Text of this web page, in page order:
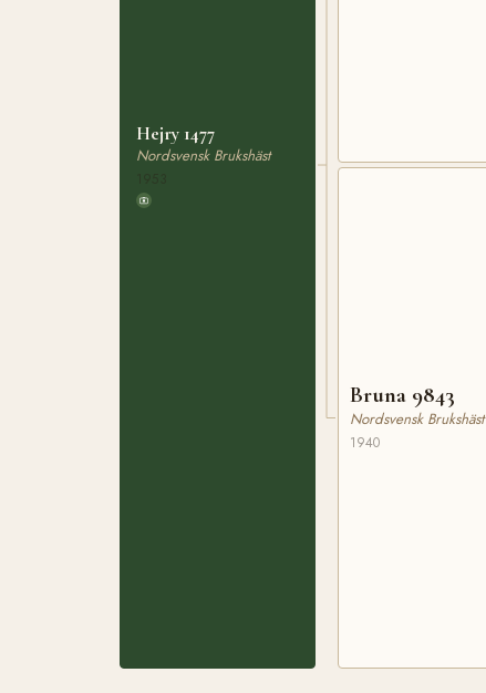
Hejry 1477
Nordsvensk Brukshäst
Bruna 9843
Nordsvensk Brukshäst
1940